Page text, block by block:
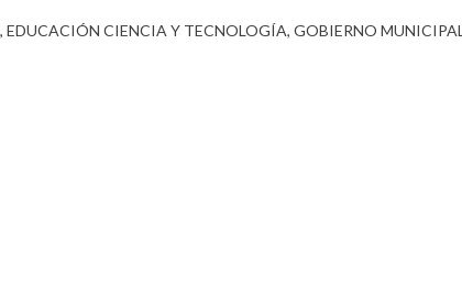
EDUCACIÓN CIENCIA Y TECNOLOGÍA GOBIERNO MUNICIPAL